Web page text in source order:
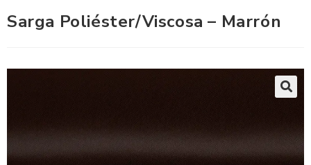
Sarga Poliéster/Viscosa – Marrón